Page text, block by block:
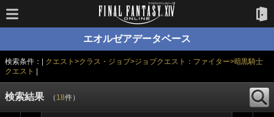
エオルゼアデータベース
検索条件：| クエスト>クラス・ジョブ>ジョブクエスト：ファイター>暗黒騎士
クエスト
検索結果 （ 18件）